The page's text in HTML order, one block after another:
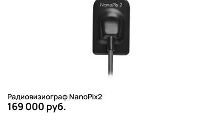
Радиовизиограф NanoPix2
169 000 руб.